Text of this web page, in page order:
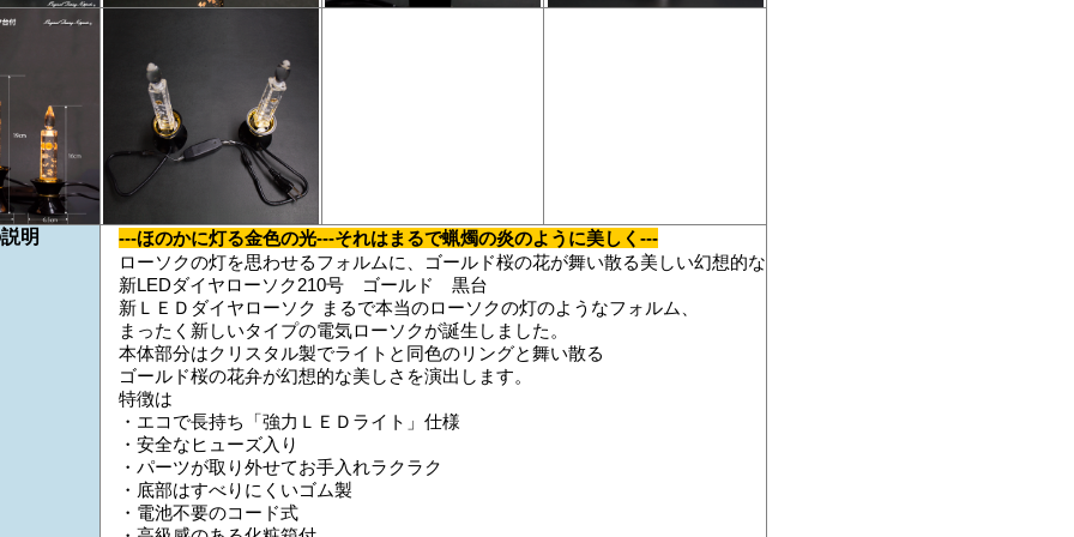
明
---ほのかに灯る金色の光---それはまるで蝋燭の炎のように美しく---
ローソクの灯を思わせるフォルムに、ゴールド桜の花が舞い散る美しい幻想的な
新LEDダイヤローソク210号 ゴールド 黒台
新ＬＥＤダイヤローソク まるで本当のローソクの灯のようなフォルム、
まったく新しいタイプの電気ローソクが誕生しました。
本体部分はクリスタル製でライトと同色のリングと舞い散る
ゴールド桜の花弁が幻想的な美しさを演出します。
特徴は
・エコで長持ち「強力ＬＥＤライト」仕様
・安全なヒューズ入り
・パーツが取り外せてお手入れラクラク
・底部はすべりにくいゴム製
・電池不要のコード式